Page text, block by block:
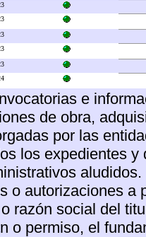
e
de obra,
por las
los expedientes
o autorizaciones a
razón social del
o permiso, el